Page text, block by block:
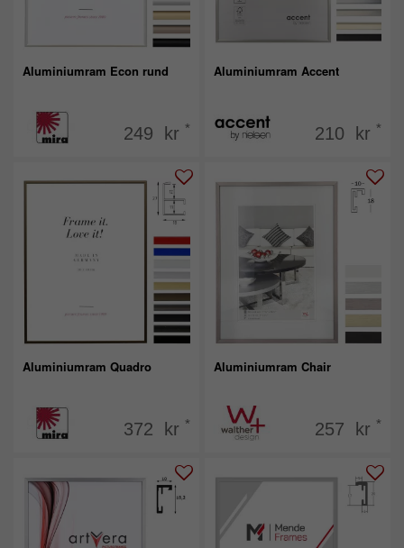
Aluminiumram Econ rund
249 kr *
Aluminiumram Accent
210 kr *
Aluminiumram Quadro
372 kr *
Aluminiumram Chair
257 kr *